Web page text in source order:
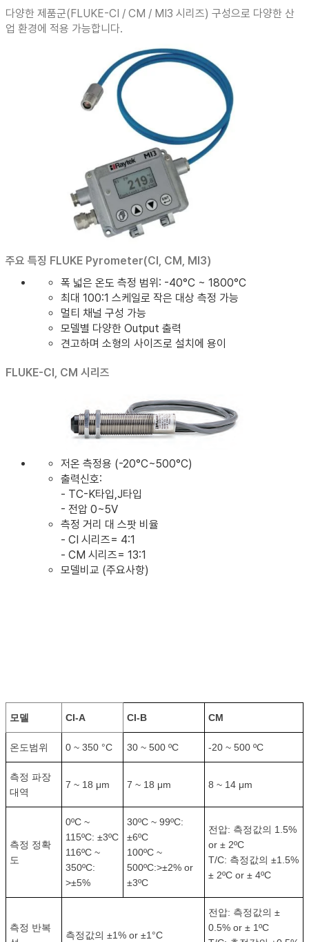
다양한 제품군(FLUKE-CI / CM / MI3 시리즈) 구성으로 다양한 산
업 환경에 적용 가능합니다.
주요 특징 FLUKE Pyrometer(CI, CM, MI3)
폭 넓은 온도 측정 범위: -40°C ~ 1800°C
최대 100:1 스케일로 작은 대상 측정 가능
멀티 채널 구성 가능
모델별 다양한 Output 출력
견고하며 소형의 사이즈로 설치에 용이
FLUKE-CI, CM 시리즈
저온 측정용 (-20°C~500°C)
출력신호:
- TC-K타입,J타입
- 전압 0~5V
측정 거리 대 스팟 비율
- CI 시리즈= 4:1
- CM 시리즈= 13:1
모델비교 (주요사항)
모델 CI-A CI-B CM
온도범위 0 ~ 350 °C 30 ~ 500 ºC -20 ~ 500 ºC
측정 파장
대역
7 ~ 18 μm 7 ~ 18 μm 8 ~ 14 μm
측정 정확
도
0ºC ~
115ºC: ±3ºC
116ºC ~
350ºC:
>±5%
30ºC ~ 99ºC:
±6ºC
100ºC ~
500ºC:>±2% or
±3ºC
전압: 측정값의 1.5%
or ± 2ºC
T/C: 측정값의 ±1.5%
± 2ºC or ± 4ºC
측정 반복
측정값의 ±1% or ±1°C
전압: 측정값의 ±
0.5% or ± 1ºC